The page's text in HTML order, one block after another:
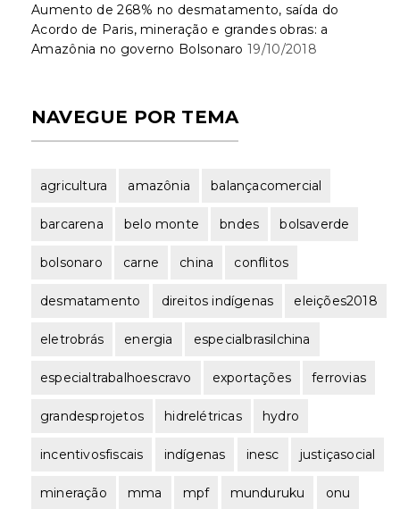
Aumento de 268% no desmatamento, saída do
Acordo de Paris, mineração e grandes obras: a
Amazônia no governo Bolsonaro 19/10/2018
NAVEGUE POR TEMA
agricultura amazônia balançacomercial
barcarena belo monte bndes bolsaverde
bolsonaro carne china conflitos
desmatamento direitos indígenas eleições2018
eletrobrás energia especialbrasilchina
especialtrabalhoescravo exportações ferrovias
grandesprojetos hidrelétricas hydro
incentivosfiscais indígenas inesc justiçasocial
mineração mma mpf munduruku onu